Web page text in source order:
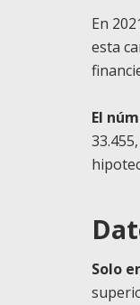
En
esta
El
Solo